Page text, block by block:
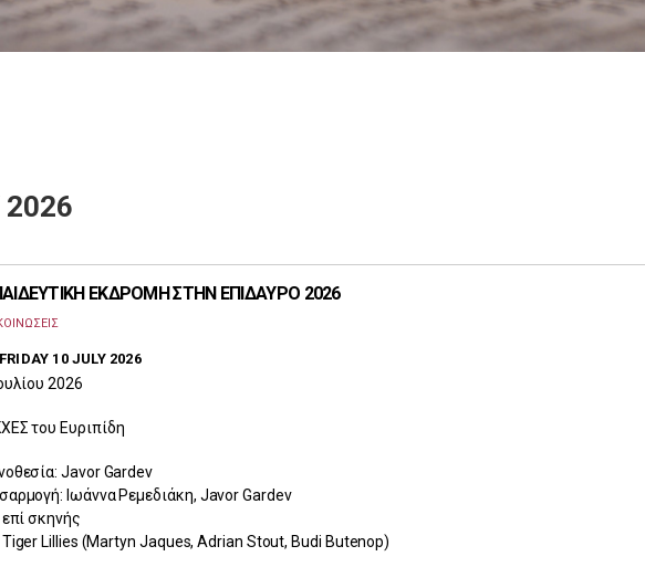
2026
ΕΚΔΡΟΜΗ ΣΤΗΝ ΕΠΙΔΑΥΡΟ 2026
FRIDAY 10 JULY 2026
2026
του Ευριπίδη
Javor Gardev
Ιωάννα Ρεμεδιάκη, Javor Gardev
επί σκηνής
Lillies (Martyn Jaques, Adrian Stout, Budi Butenop)